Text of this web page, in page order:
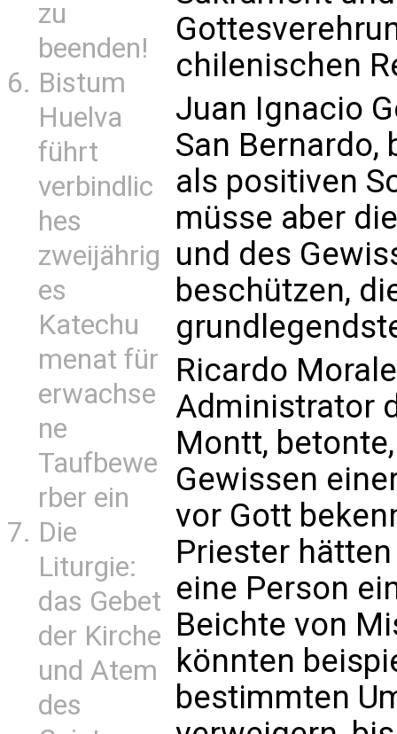
zu
beenden!
Bistum
Huelva
führt
verbindlic
hes
zweijährig
es
Katechu
menat für
erwachse
ne
Taufbewe
rber ein
Die
Liturgie:
das Gebet
der Kirche
und Atem
des
chilenischen
Juan Ignacio
San Bernardo,
als positiven
müsse aber
und des
beschützen,
Ricardo
Administrator
Montt,
Gewissen
vor Gott
Priester
eine Person
Beichte von
könnten
bestimmten